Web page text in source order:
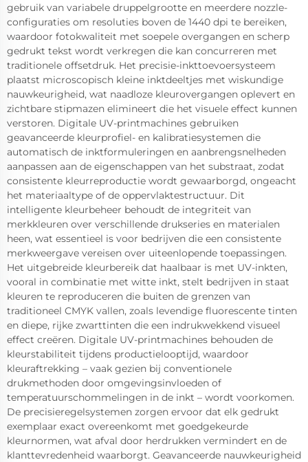
gebruik van variabele druppelgrootte en meerdere nozzle-
configuraties om resoluties boven de 1440 dpi te bereiken,
waardoor fotokwaliteit met soepele overgangen en scherp
gedrukt tekst wordt verkregen die kan concurreren met
traditionele offsetdruk. Het precisie-inkttoevoersysteem
plaatst microscopisch kleine inktdeeltjes met wiskundige
nauwkeurigheid, wat naadloze kleurovergangen oplevert en
zichtbare stipmazen elimineert die het visuele effect kunnen
verstoren. Digitale UV-printmachines gebruiken
geavanceerde kleurprofiel- en kalibratiesystemen die
automatisch de inktformuleringen en aanbrengsnelheden
aanpassen aan de eigenschappen van het substraat, zodat
consistente kleurreproductie wordt gewaarborgd, ongeacht
het materiaaltype of de oppervlaktestructuur. Dit
intelligente kleurbeheer behoudt de integriteit van
merkkleuren over verschillende drukseries en materialen
heen, wat essentieel is voor bedrijven die een consistente
merkweergave vereisen over uiteenlopende toepassingen.
Het uitgebreide kleurbereik dat haalbaar is met UV-inkten,
vooral in combinatie met witte inkt, stelt bedrijven in staat
kleuren te reproduceren die buiten de grenzen van
traditioneel CMYK vallen, zoals levendige fluorescente tinten
en diepe, rijke zwarttinten die een indrukwekkend visueel
effect creëren. Digitale UV-printmachines behouden de
kleurstabiliteit tijdens productielooptijd, waardoor
kleuraftrekking – vaak gezien bij conventionele
drukmethoden door omgevingsinvloeden of
temperatuurschommelingen in de inkt – wordt voorkomen.
De precisieregelsystemen zorgen ervoor dat elk gedrukt
exemplaar exact overeenkomt met goedgekeurde
kleurnormen, wat afval door herdrukken vermindert en de
klanttevredenheid waarborgt. Geavanceerde nauwkeurigheid